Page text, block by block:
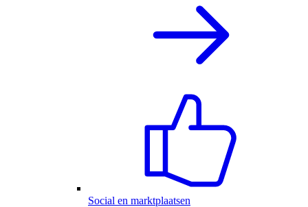
Social en marktplaatsen